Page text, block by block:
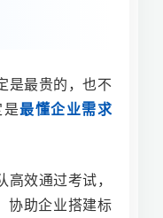
是最贵的，也不
是最懂企业需求
效通过考试，
协助企业搭建标